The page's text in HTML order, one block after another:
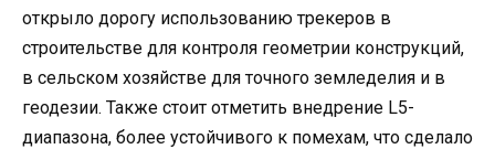
открыло дорогу использованию трекеров в
строительстве для контроля геометрии конструкций,
в сельском хозяйстве для точного земледелия и в
геодезии. Также стоит отметить внедрение L5-
диапазона, более устойчивого к помехам, что сделало